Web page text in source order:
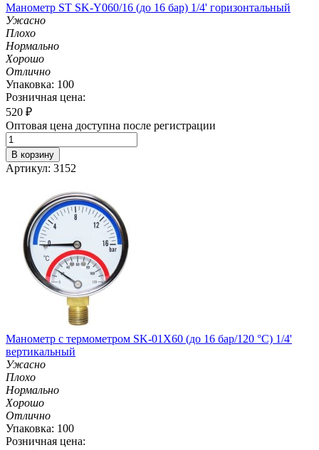
Манометр ST SK-Y060/16 (до 16 бар) 1/4' горизонтальный
Ужасно
Плохо
Нормально
Хорошо
Отлично
Упаковка: 100
Розничная цена:
520 ₽
Оптовая цена доступна после регистрации
В корзину
Артикул: 3152
Манометр с термометром SK-01X60 (до 16 бар/120 °C) 1/4'
вертикальный
Ужасно
Плохо
Нормально
Хорошо
Отлично
Упаковка: 100
Розничная цена: